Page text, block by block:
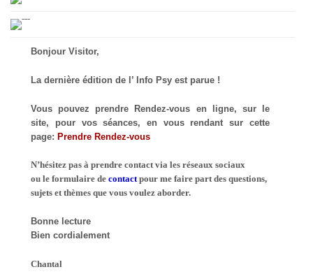
Bonjour Visitor,
La dernière édition de l’ Info Psy est parue !
Vous pouvez prendre Rendez-vous en ligne, sur le
site, pour vos séances, en vous rendant sur cette
page:Prendre Rendez-vous
N’hésitez pas à prendre contact via les réseaux sociaux
ou le formulaire decontact pour me faire part des questions,
sujets et thèmes que vous voulez aborder.
Bonne lecture
Bien cordialement
Chantal